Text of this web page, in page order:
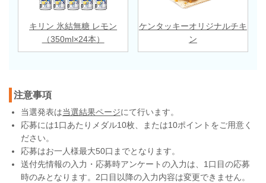
キリン 氷結無糖 レモン
（350ml×24本）
ケンタッキーオリジナルチキ
ン
注意事項
当選発表は当選結果ページにて行います。
応募には1口あたりメダル10枚、または10ポイントをご用意く
ださい。
応募はお一人様最大50口までとなります。
送付先情報の入力・応募時アンケートの入力は、1口目の応募
時のみとなります。2口目以降の入力内容は変更できません。